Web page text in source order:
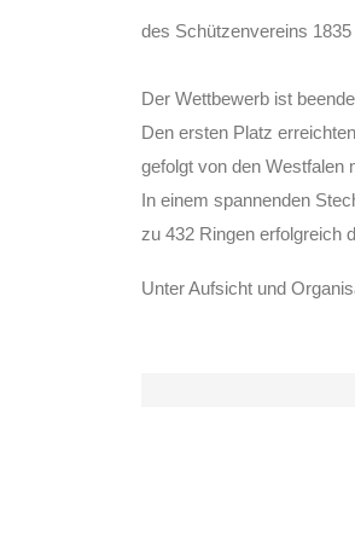
des Schützenvereins
Der Wettbewerb ist
Den ersten Platz
gefolgt von den Westfalen
In einem spannenden
zu 432 Ringen erfolgreich
Unter Aufsicht und